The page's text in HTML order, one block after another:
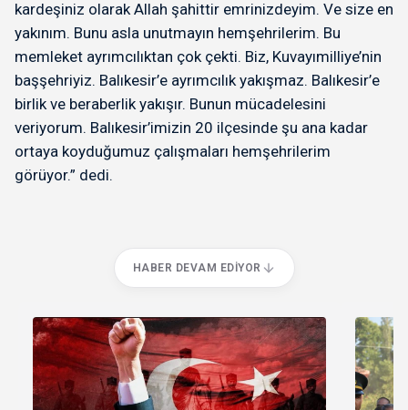
kardeşiniz olarak Allah şahittir emrinizdeyim. Ve size en
yakınım. Bunu asla unutmayın hemşehrilerim. Bu
memleket ayrımcılıktan çok çekti. Biz, Kuvayımilliye’nin
başşehriyiz. Balıkesir’e ayrımcılık yakışmaz. Balıkesir’e
birlik ve beraberlik yakışır. Bunun mücadelesini
veriyorum. Balıkesir’imizin 20 ilçesinde şu ana kadar
ortaya koyduğumuz çalışmaları hemşehrilerim
görüyor.” dedi.
HABER DEVAM EDIYOR